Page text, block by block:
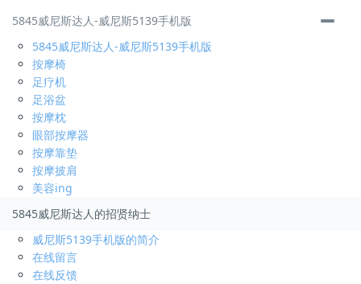
5845威尼斯达人-威尼斯5139手机版
5845威尼斯达人-威尼斯5139手机版
按摩椅
足疗机
足浴盆
按摩枕
眼部按摩器
按摩靠垫
按摩披肩
美容ing
5845威尼斯达人的招贤纳士
威尼斯5139手机版的简介
在线留言
在线反馈
储备干部 3000-4000
招聘人数 3
发布时间:
申请
运营总监
招聘人数
发布时间:
运营助理 3000-6000
招聘人数